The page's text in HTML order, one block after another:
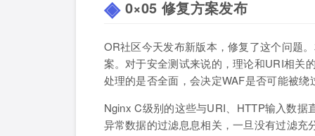
0×05 修复方案发布
OR社区今天发布新版本，修复了这个问题
案。对于安全测试来说的，理论和URI相关
处理的是否全面，会决定WAF是否可能被绕
Nginx C级别的这些与URI、HTTP输入数
异常数据的过滤息息相关，一旦没有过滤充